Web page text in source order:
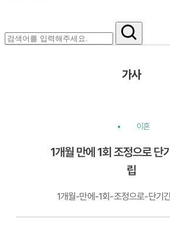
가사
이혼
1개월 만에 1회 조정으로 단
립
1개월-만에-1회-조정으로-단기